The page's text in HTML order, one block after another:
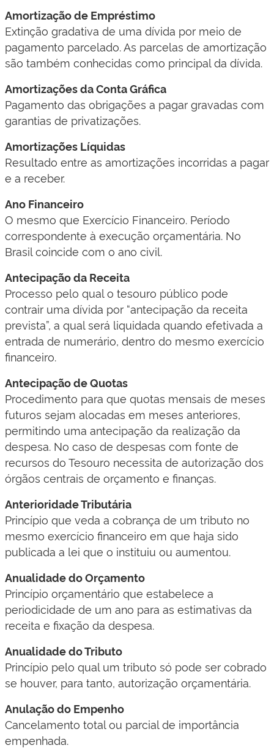
Amortização de Empréstimo
​Extinção gradativa de uma dívida por meio de
pagamento parcelado. As parcelas de amortização
são também conhecidas como principal da dívida.​
Amortizações da Conta Gráfica
​Pagamento das obrigações a pagar gravadas com
garantias de privatizações.​
Amortizações Líquidas
​Resultado entre as amortizações incorridas a pagar
e a receber.​​
Ano Financeiro
O mesmo que Exercício Financeiro. Período
correspondente à execução orçamentária. No
Brasil coincide com o ano civil.
Antecipação da Receita
Processo pelo qual o tesouro público pode
contrair uma dívida por “antecipação da receita
prevista”, a qual será liquidada quando efetivada a
entrada de numerário, dentro do mesmo exercício
financeiro.
Antecipação de Quotas
Procedimento para que quotas mensais de meses
futuros sejam alocadas em meses anteriores,
permitindo uma antecipação da realização da
despesa. No caso de despesas com fonte de
recursos do Tesouro necessita de autorização dos
órgãos centrais de orçamento e finanças.
Anterioridade Tributária
Princípio que veda a cobrança de um tributo no
mesmo exercício financeiro em que haja sido
publicada a lei que o instituiu ou aumentou.
Anualidade do Orçamento
Princípio orçamentário que estabelece a
periodicidade de um ano para as estimativas da
receita e fixação da despesa.
Anualidade do Tributo
Princípio pelo qual um tributo só pode ser cobrado
se houver, para tanto, autorização orçamentária.
Anulação do Empenho
Cancelamento total ou parcial de importância
empenhada.